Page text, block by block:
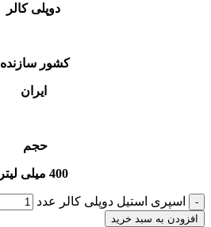
دوپلی کالر
کشور سازنده
ایران
حجم
400 میلی لیتر
اسپری استیل دوپلی کالر عدد
افزودن به سبد خرید